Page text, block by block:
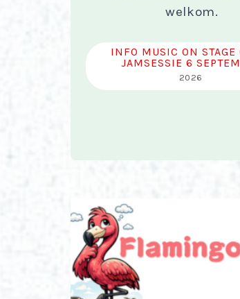
welkom.
INFO MUSIC ON STAGE
JAMSESSIE 6
2026